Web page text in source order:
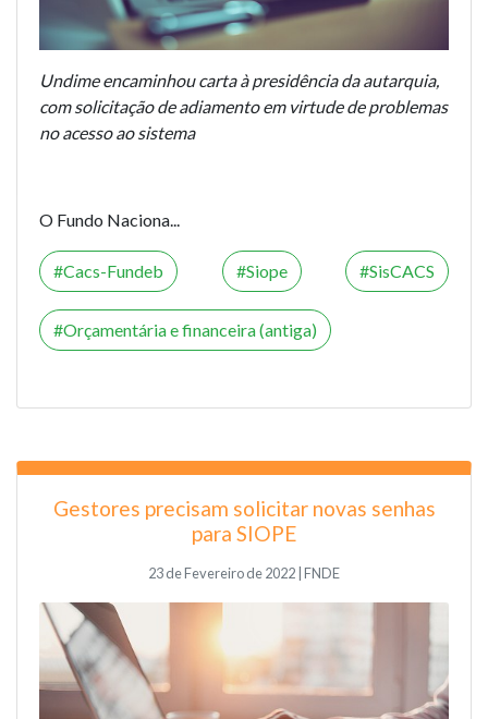
Undime encaminhou carta à presidência da autarquia,
com solicitação de adiamento em virtude de problemas
no acesso ao sistema
O Fundo Naciona...
Cacs-Fundeb Siope SisCACS
Orçamentária e financeira (antiga)
Gestores precisam solicitar novas senhas
para SIOPE
23 de Fevereiro de 2022 | FNDE